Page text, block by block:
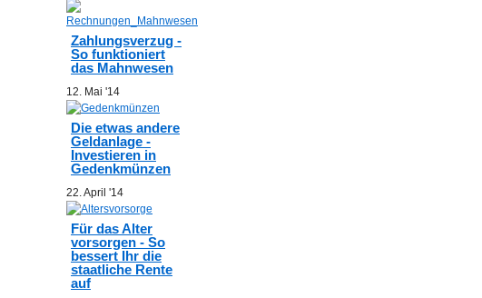
Zahlungsverzug -
So funktioniert
das Mahnwesen
12. Mai '14
Die etwas andere
Geldanlage -
Investieren in
Gedenkmünzen
22. April '14
Für das Alter
vorsorgen - So
bessert Ihr die
staatliche Rente
auf